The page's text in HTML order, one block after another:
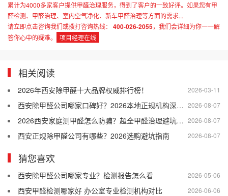
累计为4000多家客户提供甲醛治理服务，得到了客户的一致好评。如果您有甲
醛检测、甲醛治理、室内空气净化、新车甲醛治理等方面的需求...
请立即点击咨询我们或拨打咨询热线：
400-026-2055，我们会详细为你一一解
答你心中的疑难。
项目经理在线
相关阅读
2026-03-11
2026年西安除甲醛十大品牌权威排行榜！
2026-08-07
西安除甲醛公司哪家口碑好？2026本地正规机构深度盘点
2026-08-07
2026西安家庭测甲醛怎么防骗？超全甲醛治理避坑指南
2026-08-07
西安正规除甲醛公司有哪些？2026选购避坑指南
猜您喜欢
2026-05-06
西安除甲醛公司哪家专业？检测报告怎么看
2026-06-06
西安甲醛检测哪家好 办公室专业检测机构对比